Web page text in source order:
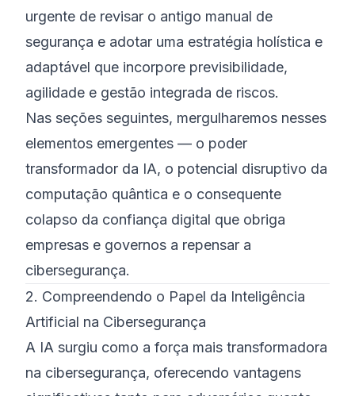
urgente de revisar o antigo manual de
segurança e adotar uma estratégia holística e
adaptável que incorpore previsibilidade,
agilidade e gestão integrada de riscos.
Nas seções seguintes, mergulharemos nesses
elementos emergentes — o poder
transformador da IA, o potencial disruptivo da
computação quântica e o consequente
colapso da confiança digital que obriga
empresas e governos a repensar a
cibersegurança.
2. Compreendendo o Papel da Inteligência
Artificial na Cibersegurança
A IA surgiu como a força mais transformadora
na cibersegurança, oferecendo vantagens